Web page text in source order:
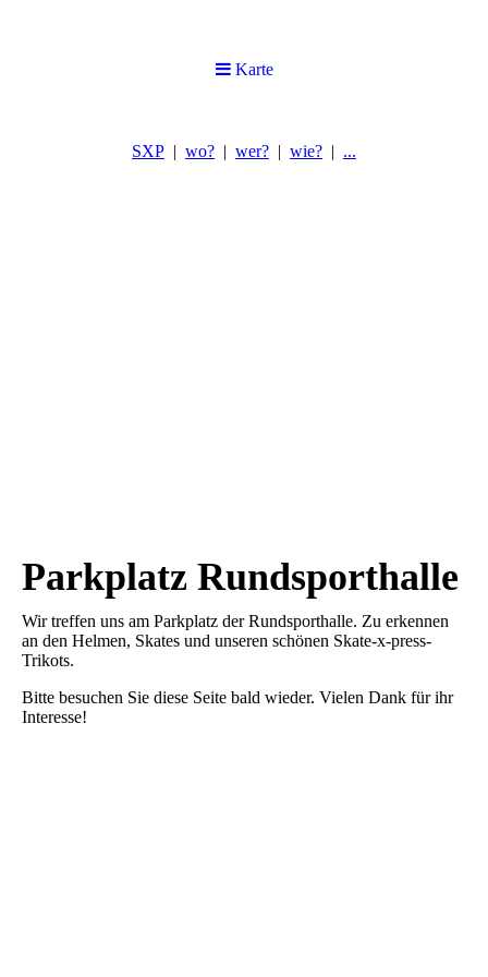
SXP wo? wer? wie? ...
Karte
Parkplatz Rundsporthalle
Wir treffen uns am Parkplatz der Rundsporthalle. Zu erkennen
an den Helmen, Skates und unseren schönen Skate-x-press-
Trikots.
Bitte besuchen Sie diese Seite bald wieder. Vielen Dank für ihr
Interesse!